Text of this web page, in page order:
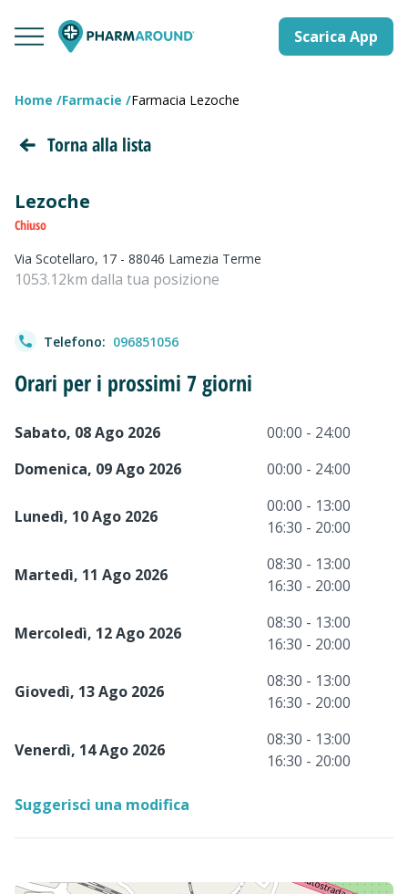
Scarica App
Home Farmacie Farmacia Lezoche
Torna alla lista
Lezoche
Chiuso
Via Scotellaro, 17 - 88046 Lamezia Terme
1053.12km dalla tua posizione
Telefono: 096851056
Orari per i prossimi 7 giorni
Sabato, 08 Ago 2026
00:00 - 24:00
Domenica, 09 Ago 2026
00:00 - 24:00
Lunedì, 10 Ago 2026
00:00 - 13:00
16:30 - 20:00
Martedì, 11 Ago 2026
08:30 - 13:00
16:30 - 20:00
Mercoledì, 12 Ago 2026
08:30 - 13:00
16:30 - 20:00
Giovedì, 13 Ago 2026
08:30 - 13:00
16:30 - 20:00
Venerdì, 14 Ago 2026
08:30 - 13:00
16:30 - 20:00
Suggerisci una modifica